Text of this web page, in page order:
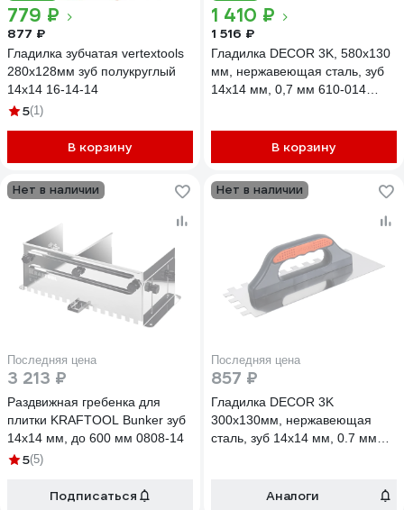
779 ₽
877 ₽
Гладилка зубчатая vertextools
280x128мм зуб полукруглый
14x14 16-14-14
5(1)
В корзину
1 410 ₽
1 516 ₽
Гладилка DECOR 3K, 580x130
мм, нержавеющая сталь, зуб
14x14 мм, 0,7 мм 610-014
В корзину
Нет в наличии
Последняя цена
3 213 ₽
Раздвижная гребенка для
плитки KRAFTOOL Bunker зуб
14x14 мм, до 600 мм 0808-14
5(5)
Подписаться
Нет в наличии
Последняя цена
857 ₽
Гладилка DECOR 3K
300x130мм, нержавеющая
сталь, зуб 14x14 мм, 0.7 мм
Аналоги